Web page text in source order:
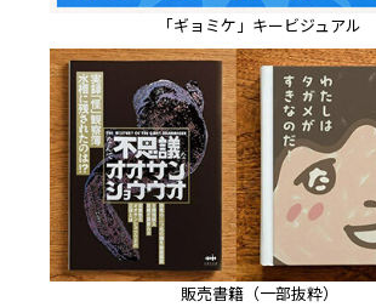
「ギョミケ」キービジュアル
販売書籍（一部抜粋）